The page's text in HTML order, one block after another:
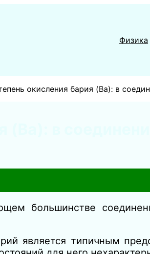
Физика
окисления бария (Ba): в
большинстве
является типичным